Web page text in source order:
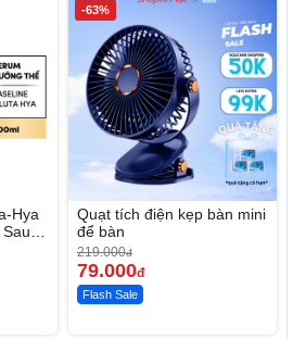
Hya
7
-63%
Quạt tích điện kẹp bàn mini
để bàn
219.000đ
79.000đ
Flash Sale